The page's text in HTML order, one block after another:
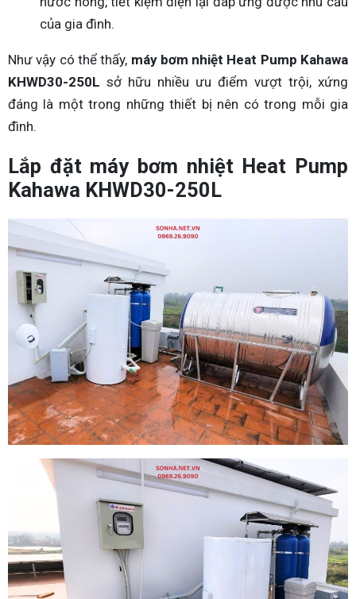
của gia đình.
Như vậy có thể thấy, máy bơm nhiệt Heat Pump Kahawa
KHWD30-250L sở hữu nhiều ưu điểm vượt trội, xứng
đáng là một trong những thiết bị nên có trong mỗi gia
đình.
Lắp đặt máy bơm nhiệt Heat Pump
Kahawa KHWD30-250L